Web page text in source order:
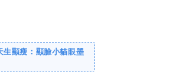
生顯瘦：顯臉小貓眼墨